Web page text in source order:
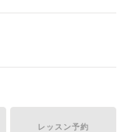
レッスン予約